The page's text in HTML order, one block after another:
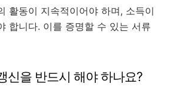
활동이 지속적이어야 하며, 소득이
합니다. 이를 증명할 수 있는 서류
신을 반드시 해야 하나요?